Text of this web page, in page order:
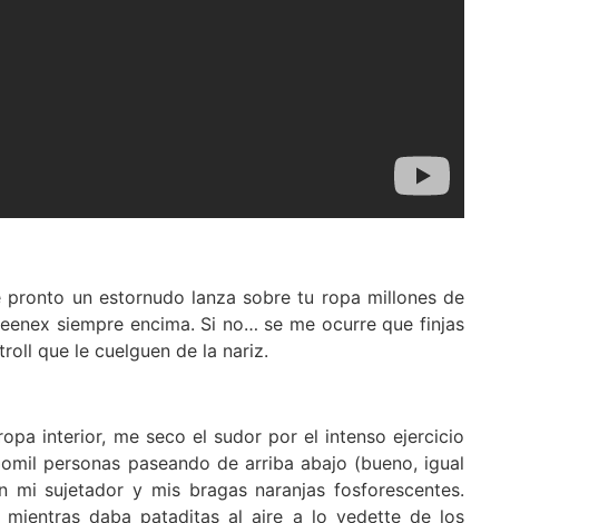
un estornudo lanza sobre tu ropa millones de
siempre encima. Si no… se me ocurre que finjas
que le cuelguen de la nariz.
interior, me seco el sudor por el intenso ejercicio
personas paseando de arriba abajo (bueno, igual
sujetador y mis bragas naranjas fosforescentes.
mientras daba pataditas al aire a lo vedette de los